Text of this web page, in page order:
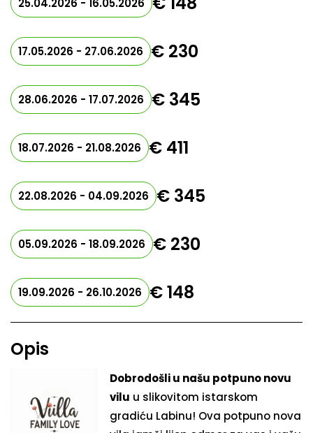
25.04.2026 - 16.05.2026
17.05.2026 - 27.06.2026 € 230
28.06.2026 - 17.07.2026 € 345
18.07.2026 - 21.08.2026 € 411
22.08.2026 - 04.09.2026 € 345
05.09.2026 - 18.09.2026 € 230
19.09.2026 - 26.10.2026 € 148
Opis
Dobrodošli u našu potpuno novu
vilu u slikovitom istarskom
gradiću Labinu! Ova potpuno nova